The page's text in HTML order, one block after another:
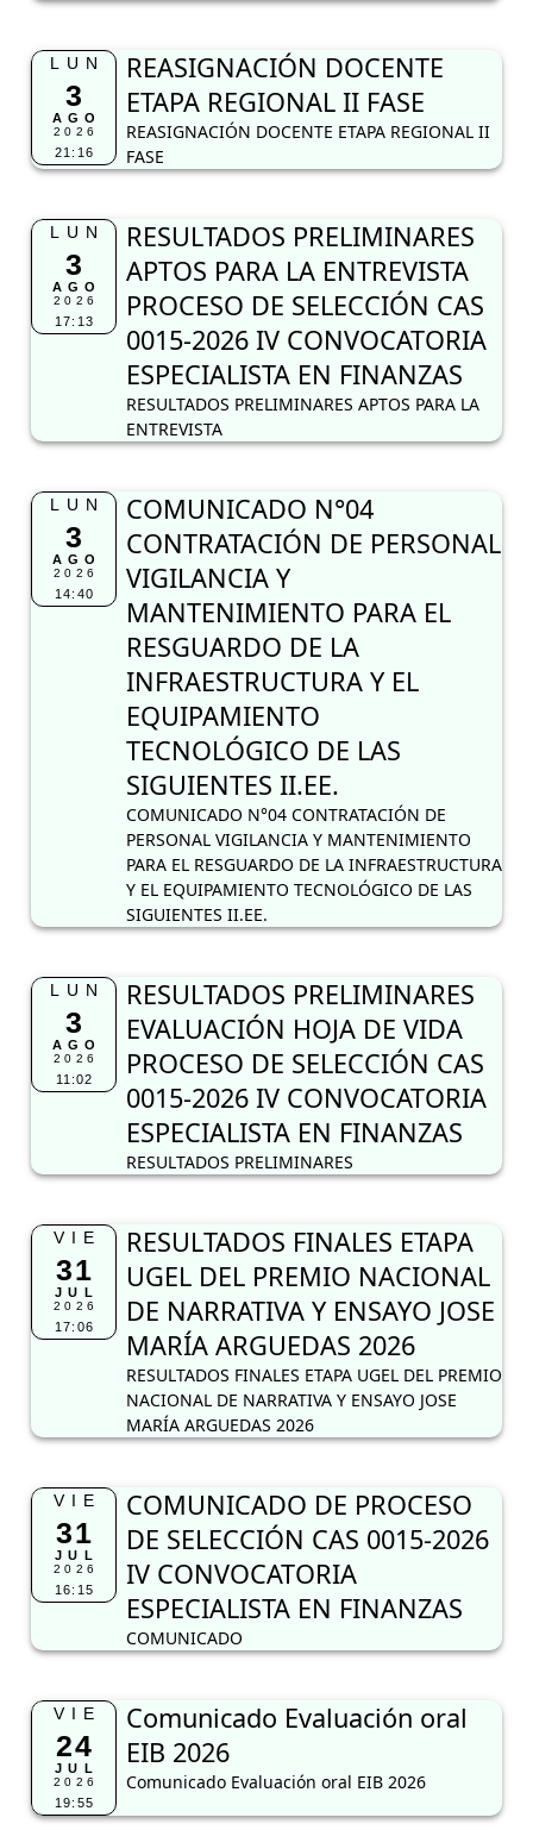
LUN
3
AGO
2026
21:16
REASIGNACIÓN DOCENTE
ETAPA REGIONAL II FASE
REASIGNACIÓN DOCENTE ETAPA REGIONAL II
FASE
LUN
3
AGO
2026
17:13
RESULTADOS PRELIMINARES
APTOS PARA LA ENTREVISTA
PROCESO DE SELECCIÓN CAS
0015-2026 IV CONVOCATORIA
ESPECIALISTA EN FINANZAS
RESULTADOS PRELIMINARES APTOS PARA LA
ENTREVISTA
LUN
3
AGO
2026
14:40
COMUNICADO N°04
CONTRATACIÓN DE PERSONAL
VIGILANCIA Y
MANTENIMIENTO PARA EL
RESGUARDO DE LA
INFRAESTRUCTURA Y EL
EQUIPAMIENTO
TECNOLÓGICO DE LAS
SIGUIENTES II.EE.
COMUNICADO N°04 CONTRATACIÓN DE
PERSONAL VIGILANCIA Y MANTENIMIENTO
PARA EL RESGUARDO DE LA INFRAESTRUCTURA
Y EL EQUIPAMIENTO TECNOLÓGICO DE LAS
SIGUIENTES II.EE.
LUN
3
AGO
2026
11:02
RESULTADOS PRELIMINARES
EVALUACIÓN HOJA DE VIDA
PROCESO DE SELECCIÓN CAS
0015-2026 IV CONVOCATORIA
ESPECIALISTA EN FINANZAS
RESULTADOS PRELIMINARES
VIE
31
JUL
2026
17:06
RESULTADOS FINALES ETAPA
UGEL DEL PREMIO NACIONAL
DE NARRATIVA Y ENSAYO JOSE
MARÍA ARGUEDAS 2026
RESULTADOS FINALES ETAPA UGEL DEL PREMIO
NACIONAL DE NARRATIVA Y ENSAYO JOSE
MARÍA ARGUEDAS 2026
VIE
31
JUL
2026
16:15
COMUNICADO DE PROCESO
DE SELECCIÓN CAS 0015-2026
IV CONVOCATORIA
ESPECIALISTA EN FINANZAS
COMUNICADO
VIE
24
JUL
2026
19:55
Comunicado Evaluación oral
EIB 2026
Comunicado Evaluación oral EIB 2026